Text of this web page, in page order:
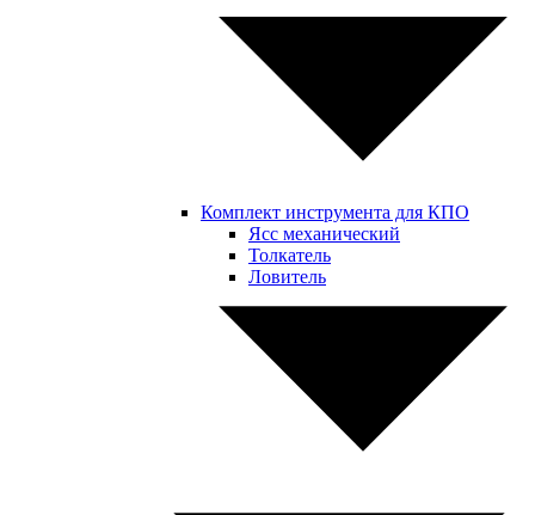
Комплект инструмента для КПО
Ясс механический
Толкатель
Ловитель